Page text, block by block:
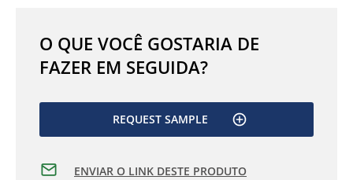
O QUE VOCÊ GOSTARIA DE
FAZER EM SEGUIDA?
REQUEST SAMPLE
ENVIAR O LINK DESTE PRODUTO